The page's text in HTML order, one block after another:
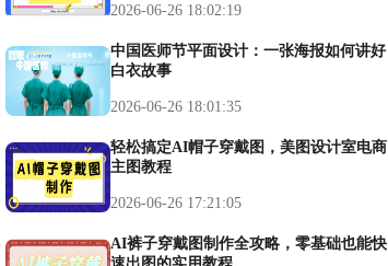
2026-06-26 18:02:19
中国医师节平面设计：一张海报如何讲好
白衣故事
2026-06-26 18:01:35
轻松搞定AI帽子穿戴图，美图设计室电商
主图教程
2026-06-26 17:21:05
AI裤子穿戴图制作全攻略，零基础也能快